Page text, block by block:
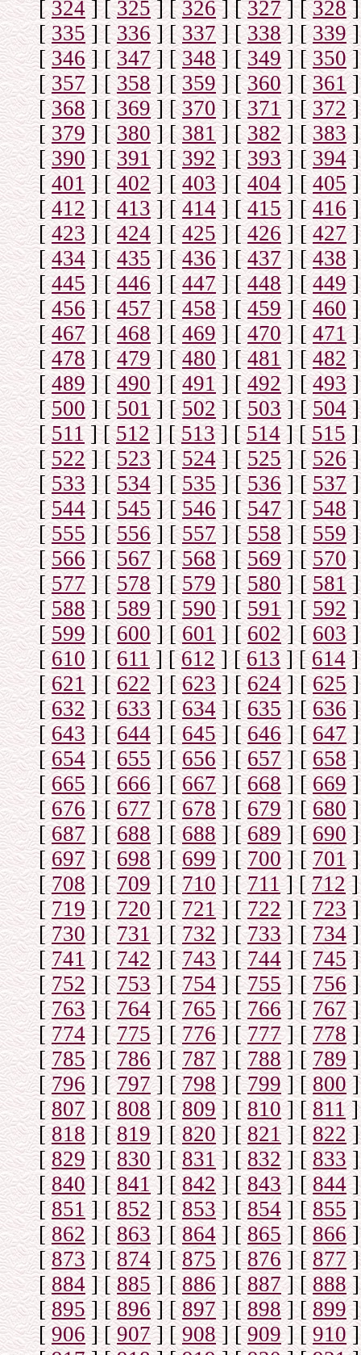
[324] [325] [326] [327] [328]
[335] [336] [337] [338] [339]
[346] [347] [348] [349] [ 350]
[357] [358] [359] [360] [361]
[368] [369] [370] [371] [372]
[379] [380] [381] [382] [383]
[390] [391] [392] [393] [394]
[401] [402] [403] [404] [405]
[412] [413] [414] [415] [416]
[423] [424] [425] [426] [427]
[434] [435] [436] [437] [438]
[445] [446] [447] [448] [449]
[ 456] [457] [458] [459] [460]
[467] [468] [469] [470] [471]
[478] [479] [480] [481] [482]
[489] [490] [491] [492] [493]
[500] [501] [502] [503] [504]
[511] [512] [513] [514] [515]
[522] [523] [524] [525] [526]
[533] [534] [535] [536] [ 537]
[544] [545] [546] [547] [548]
[555] [556] [557] [558] [559]
[566] [567] [568] [569] [570]
[577] [578] [579] [580] [581]
[588] [589] [590] [591] [592]
[599] [600] [ 601] [602] [603]
[610] [611] [612] [613] [614]
[621] [622] [623] [624] [625]
[632] [633] [634] [635] [636]
[643] [644] [645] [646] [647]
[654] [655] [656] [657] [658]
[665] [666] [667] [668] [669]
[676] [677] [678] [679] [680]
[687] [688] [688] [689] [690]
[697] [698] [699] [700] [701]
[708] [709] [710] [711] [712]
[719] [720] [721] [722] [723]
[730] [731] [732] [733] [734]
[741] [742] [743] [744] [745]
[752] [753] [754] [755] [756]
[763] [764] [765] [766] [767]
[ 774] [775] [776] [777] [778]
[785] [786] [787] [788] [789]
[796] [797] [798] [799] [ 800]
[807] [808] [809] [810] [811]
[818] [819] [820] [821] [822]
[829] [830] [831] [832] [833]
[840] [841] [842] [843] [844]
[851] [852] [853] [854] [ 855]
[862] [863] [864] [865] [866]
[873] [874] [875] [876] [877]
[884] [885] [886] [887] [888]
[895] [896] [897] [898] [899]
[906] [907] [908] [909] [910]